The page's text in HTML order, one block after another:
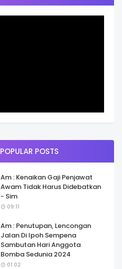
POPULAR POSTS
Am : Kenaikan Gaji Penjawat
Awam Tidak Harus Didebatkan
- Sim
09:11
Am : Penutupan, Lencongan
Jalan Di Ipoh Sempena
Sambutan Hari Anggota
Bomba Sedunia 2024
01:02